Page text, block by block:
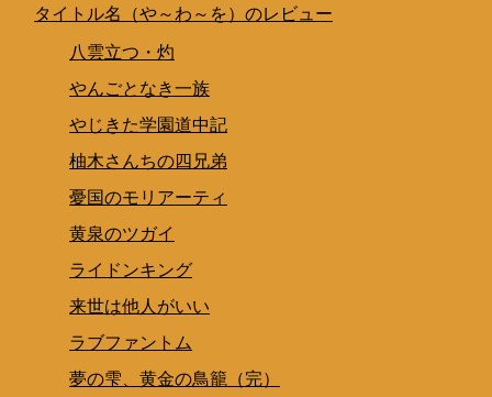
タイトル名（や～わ～を）のレビュー
八雲立つ・灼
やんごとなき一族
やじきた学園道中記
柚木さんちの四兄弟
憂国のモリアーティ
黄泉のツガイ
ライドンキング
来世は他人がいい
ラブファントム
夢の雫、黄金の鳥籠（完）